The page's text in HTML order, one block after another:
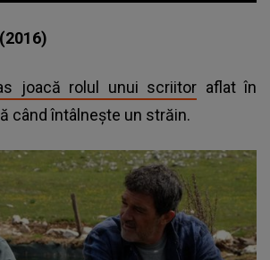
joacă rolul unui scriitor aflat în
când întâlneşte un străin.